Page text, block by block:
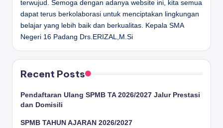
terwujud. Semoga dengan adanya website ini, kita semua
dapat terus berkolaborasi untuk menciptakan lingkungan
belajar yang lebih baik dan berkualitas. Kepala SMA
Negeri 16 Padang Drs.ERIZAL,M.Si
Recent Posts
Pendaftaran Ulang SPMB TA 2026/2027 Jalur Prestasi
dan Domisili
SPMB TAHUN AJARAN 2026/2027